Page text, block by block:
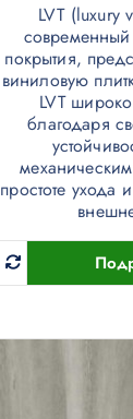
LVT (luxury
покрытия,
виниловую
LVT
благодаря
простоте ухода